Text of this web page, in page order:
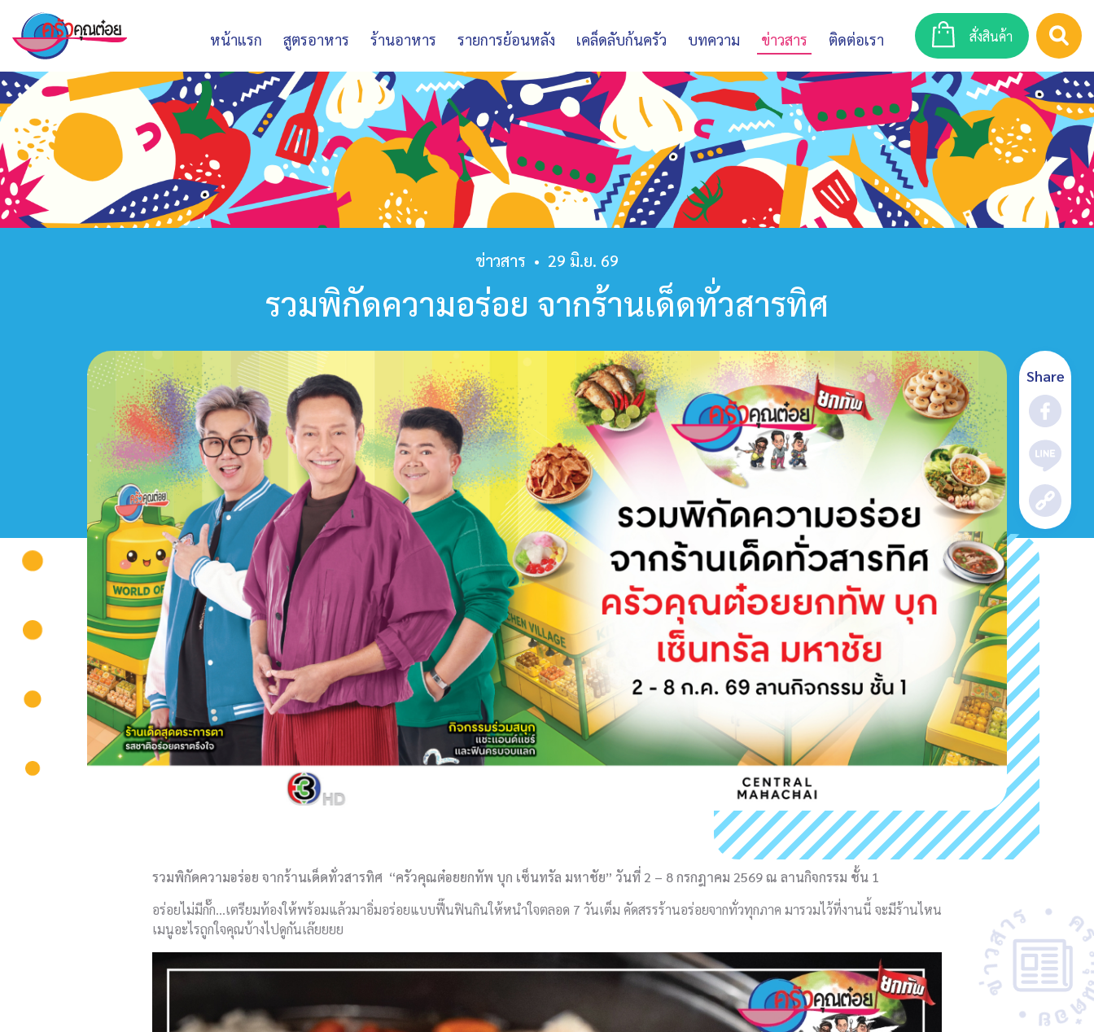
หน้าแรก สูตรอาหาร ร้านอาหาร รายการย้อนหลัง เคล็ดลับก้นครัว บทความ ข่าวสาร ติดต่อเรา สั่งสินค้า
ข่าวสาร • 29 มิ.ย. 69
รวมพิกัดความอร่อย จากร้านเด็ดทั่วสารทิศ
Share
รวมพิกัดความอร่อย จากร้านเด็ดทั่วสารทิศ “ครัวคุณต๋อยยกทัพ บุก เซ็นทรัล มหาชัย” วันที่ 2 – 8 กรกฎาคม 2569 ณ ลานกิจกรรม ชั้น 1
อร่อยไม่มีกั๊ก…เตรียมท้องให้พร้อมแล้วมาอิ่มอร่อยแบบฟี๊นฟินกินให้หนำใจตลอด 7 วันเต็ม คัดสรรร้านอร่อยจากทั่วทุกภาค มารวมไว้ที่งานนี้ จะมีร้านไหน
เมนูอะไรถูกใจคุณบ้างไปดูกันเล๊ยยยย